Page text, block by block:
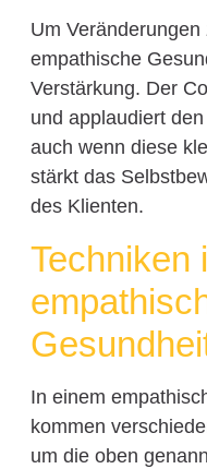
Um
empathische
Verstärkung. Der
und applaudiert
auch wenn diese
stärkt das
des Klienten.
Techniken
In einem
kommen
um die oben